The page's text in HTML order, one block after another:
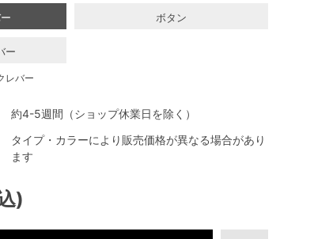
)
タイプ・カラーにより販売価格が異なる場合があり
ます
約4-5週間（ショップ休業日を除く）
ボタン
ー
レバー